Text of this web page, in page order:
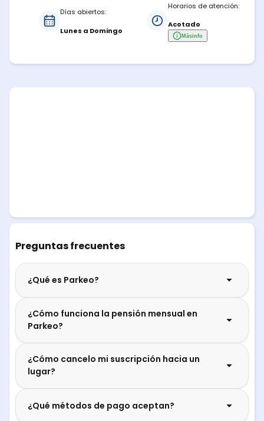
Días abiertos:
Lunes a Domingo
Horarios de atención:
Acotado
Másinfo
Preguntas frecuentes
¿Qué es Parkeo?
¿Cómo funciona la pensión mensual en
Parkeo?
¿Cómo cancelo mi suscripción hacia un
lugar?
¿Qué métodos de pago aceptan?